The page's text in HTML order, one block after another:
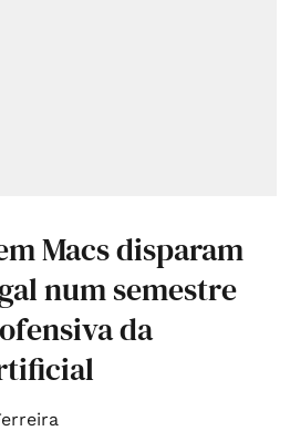
Macs disparam
num semestre
da